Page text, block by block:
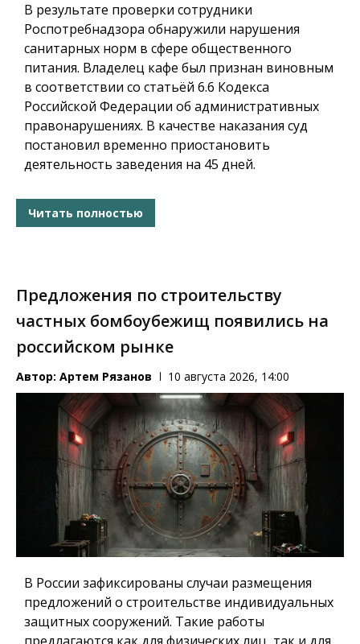
В результате проверки сотрудники
Роспотребнадзора обнаружили нарушения
санитарных норм в сфере общественного
питания. Владелец кафе был признан виновным
в соответствии со статьёй 6.6 Кодекса
Российской Федерации об административных
правонарушениях. В качестве наказания суд
постановил временно приостановить
деятельность заведения на 45 дней.
Читать полностью
Предложения по строительству
частных бомбоубежищ появились на
российском рынке
Автор: Артем Рязанов 10 августа 2026, 14:00
В России зафиксированы случаи размещения
предложений о строительстве индивидуальных
защитных сооружений. Такие работы